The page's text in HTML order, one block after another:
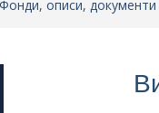
описи, документи